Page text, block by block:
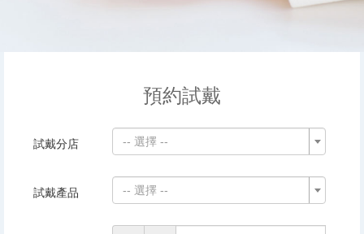
預約試戴
試戴分店 -- 選擇 --
試戴產品 -- 選擇 --